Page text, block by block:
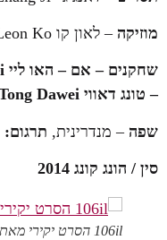
מוזיקה – לאון קו Leon Ko
שחקנים –
– טונג דאווי Tong Dawei, האן דה-ז'ונג – ז'אנג Zhang Yi
שפה – מנדרינית, תרגום:
סין / הונג קונג 2014
106il הסרט יקירי מאת: רות ברונשטיין